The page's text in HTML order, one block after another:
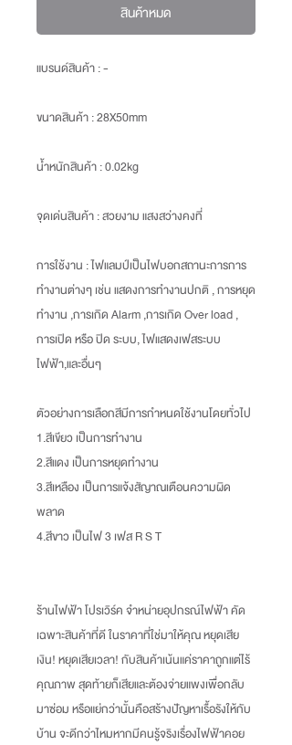
สินค้าหมด
แบรนด์สินค้า : -
ขนาดสินค้า: 28X50mm
น้ำหนักสินค้า: 0.02kg
จุดเด่นสินค้า :สวยงาม แสงสว่างคงที่
การใช้งาน : ไฟแลมป์เป็นไฟบอกสถานะการการ
ทำงานต่างๆ เช่น แสดงการทำงานปกติ , การหยุด
ทำงาน ,การเกิด Alarm ,การเกิด Over load ,
การเปิด หรือ ปิด ระบบ, ไฟแสดงเฟสระบบ
ไฟฟ้า,และอื่นๆ
ตัวอย่างการเลือกสีมีการกำหนดใช้งานโดยทั่วไป
1.สีเขียว เป็นการทำงาน
2.สีแดง เป็นการหยุดทำงาน
3.สีเหลือง เป็นการแจ้งสัญาณเตือนความผิด
พลาด
4.สีขาว เป็นไฟ 3 เฟส R S T
ร้านไฟฟ้า โปรเวิร์ค จำหน่ายอุปกรณ์ไฟฟ้า คัด
เฉพาะสินค้าที่ดี ในราคาที่ใช่มาให้คุณ หยุดเสีย
เงิน!หยุดเสียเวลา!กับสินค้าเน้นแค่ราคาถูกแต่ไร้
คุณภาพ สุดท้ายก็เสียและต้องจ่ายแพงเพื่อกลับ
มาซ่อม หรือแย่กว่านั้นคือสร้างปัญหาเรื้อรังให้กับ
บ้าน จะดีกว่าไหมหากมีคนรู้จริงเรื่องไฟฟ้าคอย